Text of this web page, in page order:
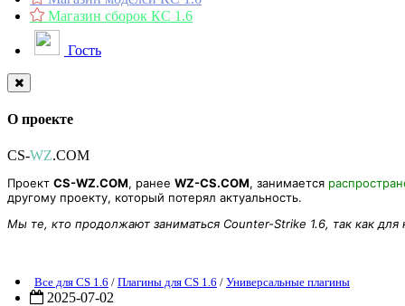
Магазин сборок КС 1.6
Гость
О проекте
CS-WZ.COM
Проект CS-WZ.COM, ранее WZ-CS.COM, занимается
другому проекту, который потерял актуальность.
Мы те, кто продолжают заниматься Counter-Strike 1.6, так как для
Все для CS 1.6 / Плагины для CS 1.6 / Универсальные плагины
2025-07-02